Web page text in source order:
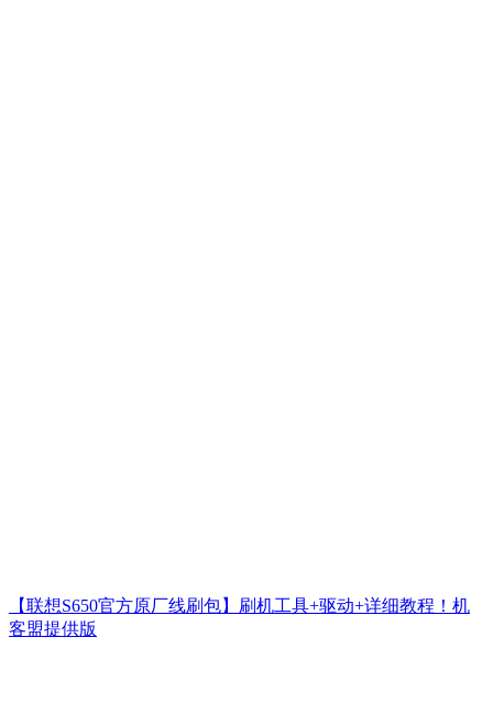
【联想S650官方原厂线刷包】刷机工具+驱动+详细教程！机
客盟提供版